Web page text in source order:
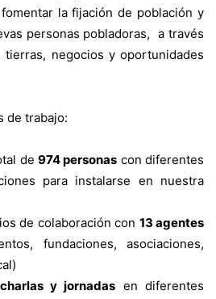
la fijación de población y
personas pobladoras, a través
negocios y oportunidades
de trabajo:
de 974 personas con diferentes
para instalarse en nuestra
de colaboración con 13 agentes
fundaciones, asociaciones,
y jornadas en diferentes